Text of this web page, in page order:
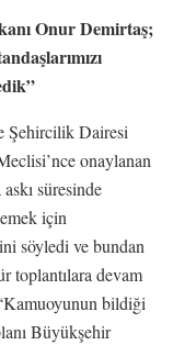
Onur Demirtaş;
Şehircilik Dairesi
onaylanan
süresinde
için
söyledi ve bundan
toplantılara devam
bildiği
Büyükşehir